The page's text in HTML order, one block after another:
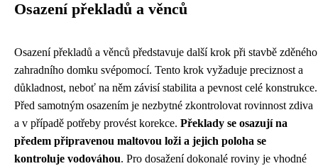
Osazení překladů a věnců
Osazení překladů a věnců představuje další krok při stavbě zděného
zahradního domku svépomocí. Tento krok vyžaduje preciznost a
důkladnost, neboť na něm závisí stabilita a pevnost celé konstrukce.
Před samotným osazením je nezbytné zkontrolovat rovinnost zdiva
a v případě potřeby provést korekce. Překlady se osazují na
předem připravenou maltovou loži a jejich poloha se
kontroluje vodováhou. Pro dosažení dokonalé roviny je vhodné